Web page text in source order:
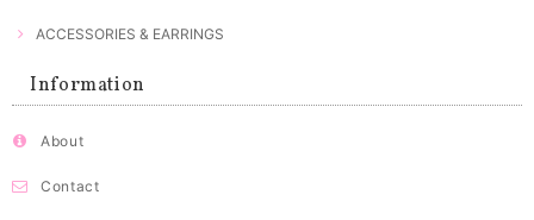
ACCESSORIES & EARRINGS
Information
About
Contact